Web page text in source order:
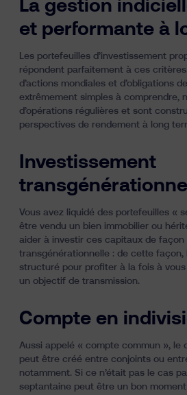
La gestion
et performante à
Les portefeuilles d’investissement
répondent parfaitement à ces
d’actions mondiales et d’obligations
extrêmement simples à comprendre,
d’opérations régulières et sont
perspectives de rendement à long
Investissement
transgénérationnel
Vous avez liquidé des portefeuilles «
être vendu un bien immobilier ou
aider à investir ces capitaux de façon
transgénérationnelle : de cette façon,
structuré pour profiter à la fois à
un objectif de transmission.
Compte en
Aussi appelé « compte commun », le
peut être créé entre conjoints ou
notamment. Si ce n’était pas le cas
septantaine peut être un bon